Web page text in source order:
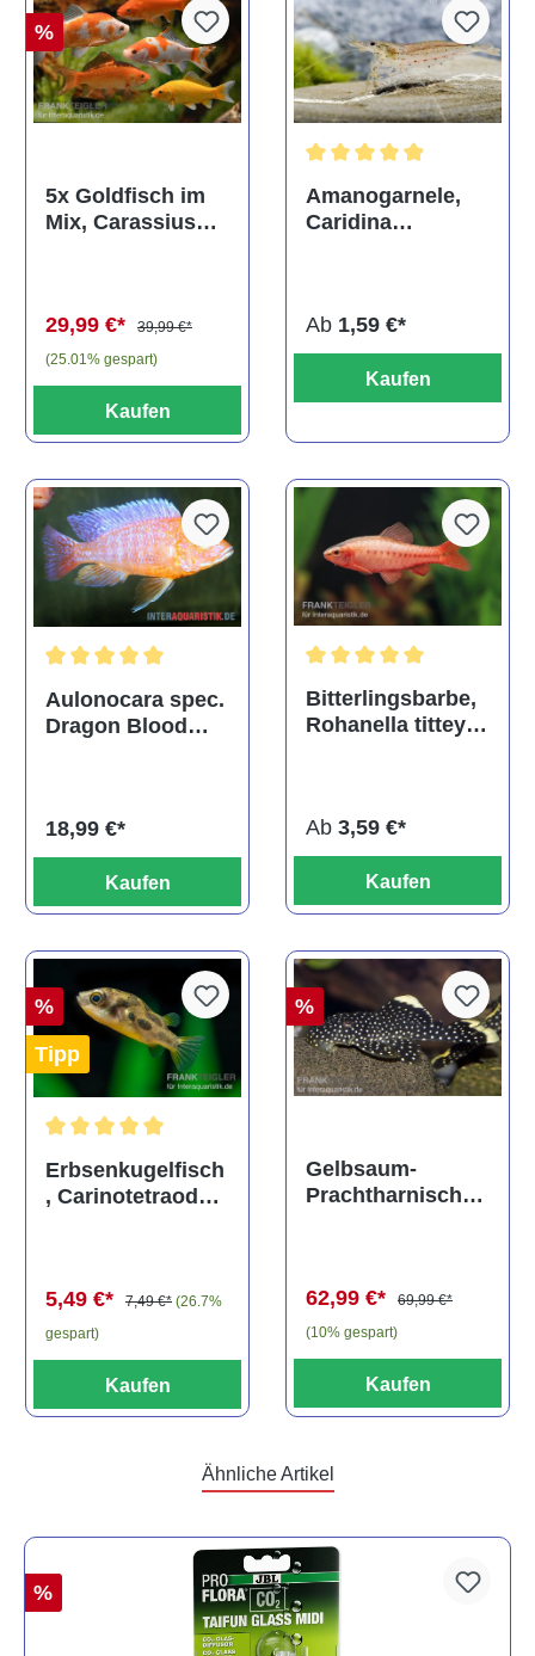
%
5x Goldfisch im
Mix, Carassius
29,99 €*
39,99 €*
(25.01% gespart)
Kaufen
Amanogarnele,
Caridina
Ab 1,59 €*
Kaufen
Durchschnittliche Bewertung von 5 von 5 Sternen
Aulonocara spec.
Dragon Blood
18,99 €*
Kaufen
Bitterlingsbarbe,
Rohanella titteya,
Ab 3,59 €*
Kaufen
%
Tipp
Durchschnittliche Bewertung von 5 von 5 Sternen
Erbsenkugelfisch
, Carinotetraodon
5,49 €* 7,49 €* (26.7%
gespart)
Kaufen
%
Gelbsaum-
Prachtharnischw
62,99 €*
69,99 €*
(10% gespart)
Kaufen
Ähnliche Artikel
%